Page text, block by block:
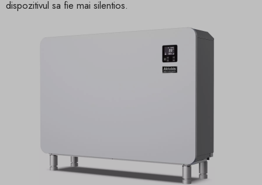
dispozitivul sa fie mai silentios.